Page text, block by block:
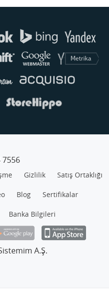
7556
Gizlilik Satış Ortaklığı
Blog Sertifikalar
Banka Bilgileri
A.Ş.